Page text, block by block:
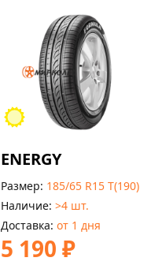
ENERGY
Размер 185/65 R15 T(190)
Наличие >4 шт.
Доставка от 1 дня
5 190 ₽